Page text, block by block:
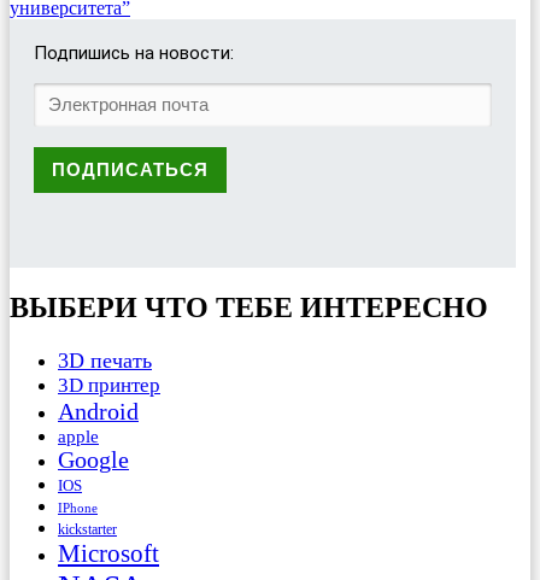
университета”
Подпишись на новости:
ВЫБЕРИ ЧТО ТЕБЕ ИНТЕРЕСНО
3D печать
3D принтер
Android
apple
Google
IOS
IPhone
kickstarter
Microsoft